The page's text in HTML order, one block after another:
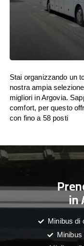
Stai organizzando un
nostra ampia
migliori in Argovia.
comfort, per questo
con fino a 58 posti
in
Minibus di